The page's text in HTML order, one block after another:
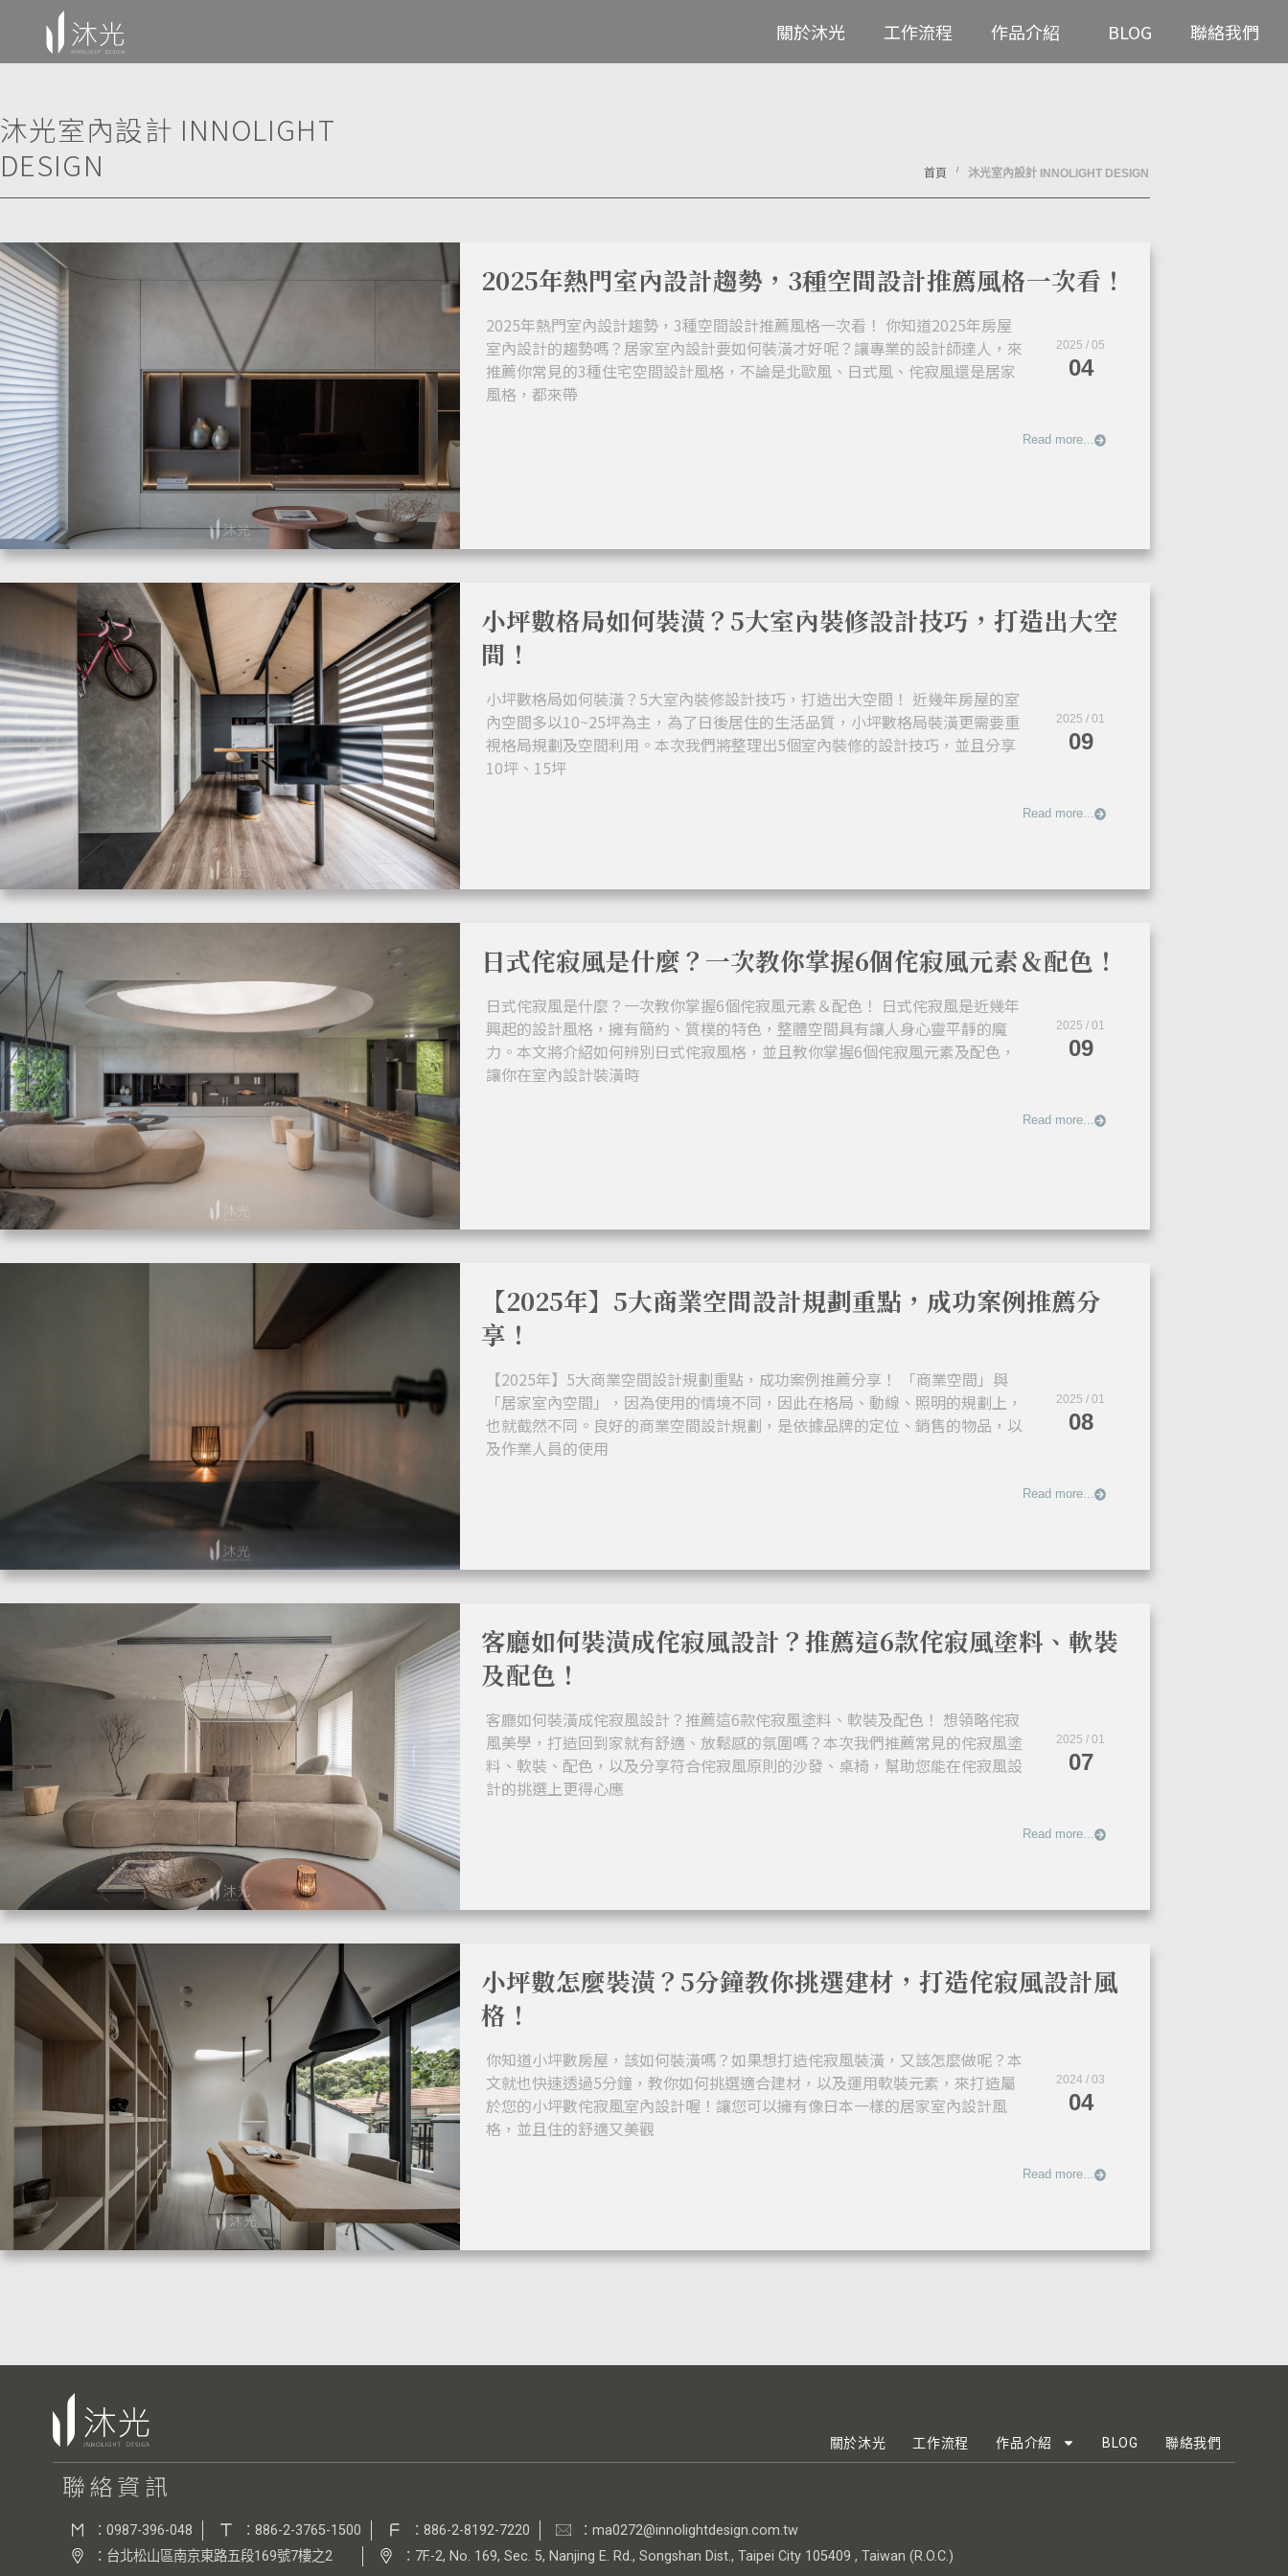
關於沐光 工作流程 作品介紹 BLOG 聯絡我們
沐光室內設計 INNOLIGHT
DESIGN
首頁 / 沐光室內設計 INNOLIGHT DESIGN
2025年熱門室內設計趨勢，3種空間設計推薦風格一次看！
2025年熱門室內設計趨勢，3種空間設計推薦風格一次看！ 你知道2025年房屋
室內設計的趨勢嗎？居家室內設計要如何裝潢才好呢？讓專業的設計師達人，來
推薦你常見的3種住宅空間設計風格，不論是北歐風、日式風、侘寂風還是居家
風格，都來帶
2025 / 05
04
Read more...
小坪數格局如何裝潢？5大室內裝修設計技巧，打造出大空
間！
小坪數格局如何裝潢？5大室內裝修設計技巧，打造出大空間！ 近幾年房屋的室
內空間多以10~25坪為主，為了日後居住的生活品質，小坪數格局裝潢更需要重
視格局規劃及空間利用。本次我們將整理出5個室內裝修的設計技巧，並且分享
10坪、15坪
2025 / 01
09
Read more...
日式侘寂風是什麼？一次教你掌握6個侘寂風元素＆配色！
日式侘寂風是什麼？一次教你掌握6個侘寂風元素＆配色！ 日式侘寂風是近幾年
興起的設計風格，擁有簡約、質樸的特色，整體空間具有讓人身心靈平靜的魔
力。本文將介紹如何辨別日式侘寂風格，並且教你掌握6個侘寂風元素及配色，
讓你在室內設計裝潢時
2025 / 01
09
Read more...
【2025年】5大商業空間設計規劃重點，成功案例推薦分
享！
【2025年】5大商業空間設計規劃重點，成功案例推薦分享！ 「商業空間」與
「居家室內空間」，因為使用的情境不同，因此在格局、動線、照明的規劃上，
也就截然不同。良好的商業空間設計規劃，是依據品牌的定位、銷售的物品，以
及作業人員的使用
2025 / 01
08
Read more...
客廳如何裝潢成侘寂風設計？推薦這6款侘寂風塗料、軟裝
及配色！
客廳如何裝潢成侘寂風設計？推薦這6款侘寂風塗料、軟裝及配色！ 想領略侘寂
風美學，打造回到家就有舒適、放鬆感的氛圍嗎？本次我們推薦常見的侘寂風塗
料、軟裝、配色，以及分享符合侘寂風原則的沙發、桌椅，幫助您能在侘寂風設
計的挑選上更得心應
2025 / 01
07
Read more...
小坪數怎麼裝潢？5分鐘教你挑選建材，打造侘寂風設計風
格！
你知道小坪數房屋，該如何裝潢嗎？如果想打造侘寂風裝潢，又該怎麼做呢？本
文就也快速透過5分鐘，教你如何挑選適合建材，以及運用軟裝元素，來打造屬
於您的小坪數侘寂風室內設計喔！讓您可以擁有像日本一樣的居家室內設計風
格，並且住的舒適又美觀
2024 / 03
04
Read more...
關於沐光 工作流程 作品介紹 BLOG 聯絡我們
聯絡資訊
：0987-396-048 ：886-2-3765-1500 ：886-2-8192-7220
：ma0272@innolightdesign.com.tw
：台北松山區南京東路五段169號7樓之2
：7F.-2, No. 169, Sec. 5, Nanjing E. Rd., Songshan Dist., Taipei City 105409 , Taiwan (R.O.C.)